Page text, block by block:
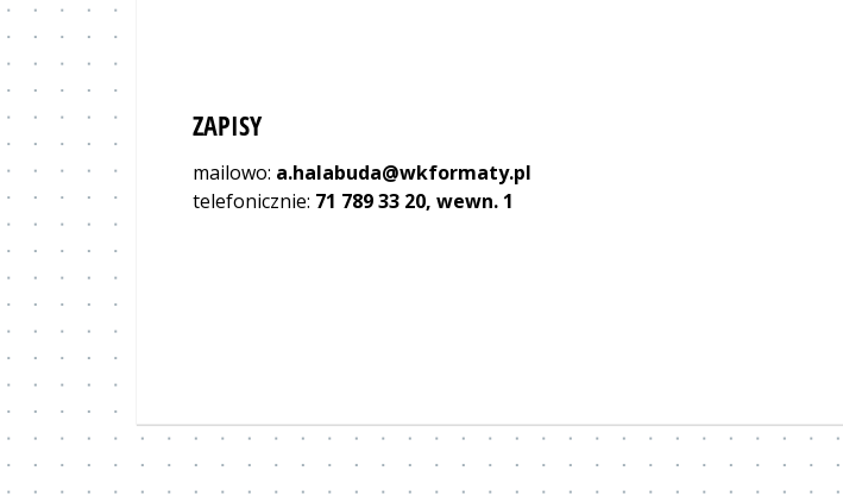
ZAPISY
mailowo: a.halabuda@wkformaty.pl
telefonicznie: 71 789 33 20, wewn. 1​